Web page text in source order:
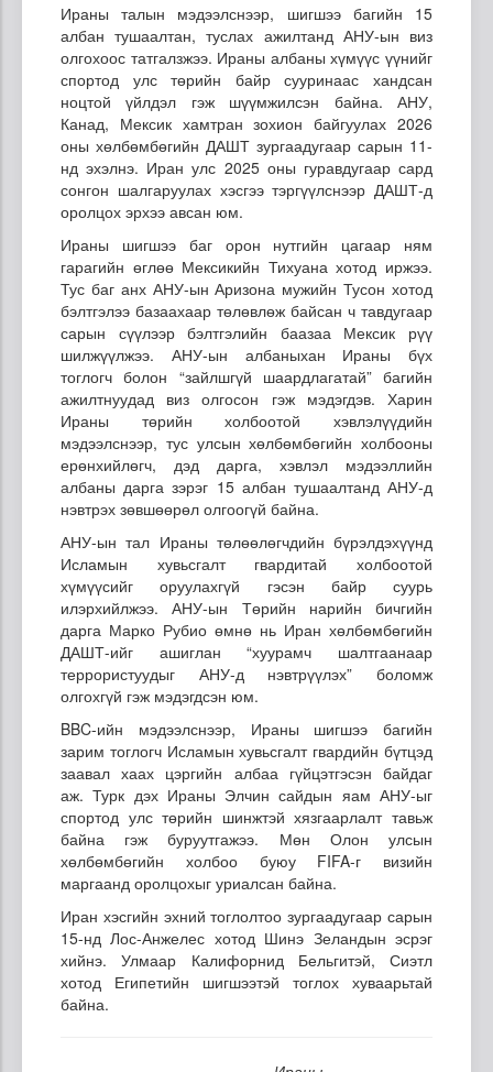
Ираны талын мэдээлснээр, шигшээ багийн 15
албан тушаалтан, туслах ажилтанд АНУ-ын виз
олгохоос татгалзжээ. Ираны албаны хүмүүс үүнийг
спортод улс төрийн байр сууринаас хандсан
ноцтой үйлдэл гэж шүүмжилсэн байна. АНУ,
Канад, Мексик хамтран зохион байгуулах 2026
оны хөлбөмбөгийн ДАШТ зургаадугаар сарын 11-
нд эхэлнэ. Иран улс 2025 оны гуравдугаар сард
сонгон шалгаруулах хэсгээ тэргүүлснээр ДАШТ-д
оролцох эрхээ авсан юм.
Ираны шигшээ баг орон нутгийн цагаар ням
гарагийн өглөө Мексикийн Тихуана хотод иржээ.
Тус баг анх АНУ-ын Аризона мужийн Тусон хотод
бэлтгэлээ базаахаар төлөвлөж байсан ч тавдугаар
сарын сүүлээр бэлтгэлийн баазаа Мексик рүү
шилжүүлжээ. АНУ-ын албаныхан Ираны бүх
тоглогч болон “зайлшгүй шаардлагатай” багийн
ажилтнуудад виз олгосон гэж мэдэгдэв. Харин
Ираны төрийн холбоотой хэвлэлүүдийн
мэдээлснээр, тус улсын хөлбөмбөгийн холбооны
ерөнхийлөгч, дэд дарга, хэвлэл мэдээллийн
албаны дарга зэрэг 15 албан тушаалтанд АНУ-д
нэвтрэх зөвшөөрөл олгоогүй байна.
АНУ-ын тал Ираны төлөөлөгчдийн бүрэлдэхүүнд
Исламын хувьсгалт гвардитай холбоотой
хүмүүсийг оруулахгүй гэсэн байр суурь
илэрхийлжээ. АНУ-ын Төрийн нарийн бичгийн
дарга Марко Рубио өмнө нь Иран хөлбөмбөгийн
ДАШТ-ийг ашиглан “хуурамч шалтгаанаар
террористуудыг АНУ-д нэвтрүүлэх” боломж
олгохгүй гэж мэдэгдсэн юм.
BBC-ийн мэдээлснээр, Ираны шигшээ багийн
зарим тоглогч Исламын хувьсгалт гвардийн бүтцэд
заавал хаах цэргийн албаа гүйцэтгэсэн байдаг
аж. Турк дэх Ираны Элчин сайдын яам АНУ-ыг
спортод улс төрийн шинжтэй хязгаарлалт тавьж
байна гэж буруутгажээ. Мөн Олон улсын
хөлбөмбөгийн холбоо буюу FIFA-г визийн
маргаанд оролцохыг уриалсан байна.
Иран хэсгийн эхний тоглолтоо зургаадугаар сарын
15-нд Лос-Анжелес хотод Шинэ Зеландын эсрэг
хийнэ. Улмаар Калифорнид Бельгитэй, Сиэтл
хотод Египетийн шигшээтэй тоглох хуваарьтай
байна.